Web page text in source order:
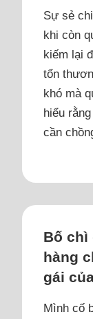
Sự sẻ
khi còn
kiếm lại
tổn
khó mà
hiểu
cần
Bố chì
hàng
gái
Mình cố